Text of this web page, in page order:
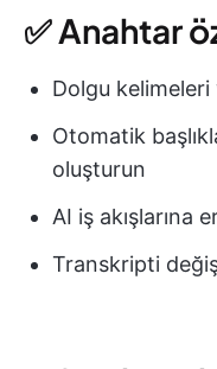
✅ Anahtar
Dolgu kelimeleri
Otomatik
oluşturun
AI iş akışlarına
Transkripti